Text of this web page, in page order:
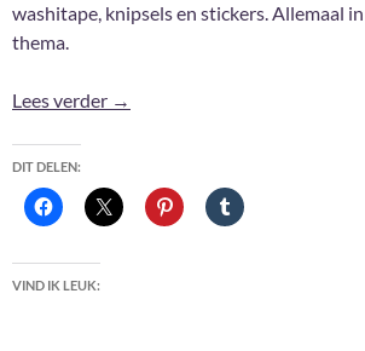
washitape, knipsels en stickers. Allemaal
thema.
Lees verder Bullet Journal 2023
→
DIT DELEN:
VIND IK LEUK: